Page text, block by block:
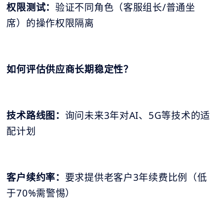
权限测试：验证不同角色（客服组长/普通坐
席）的操作权限隔离
如何评估供应商长期稳定性？
技术路线图： 询问未来3年对AI、5G等技术的适
配计划
客户续约率： 要求提供老客户3年续费比例（低
于70%需警惕）